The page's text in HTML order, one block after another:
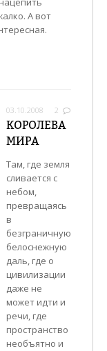
А вот
03.10.2008 2
КОРОЛЕВА
МИРА
Там, где земля
сливается с
небом,
превращаясь
в
безграничную
белоснежную
даль, где о
цивилизации
даже не
может идти и
речи, где
пространство
необъятно и